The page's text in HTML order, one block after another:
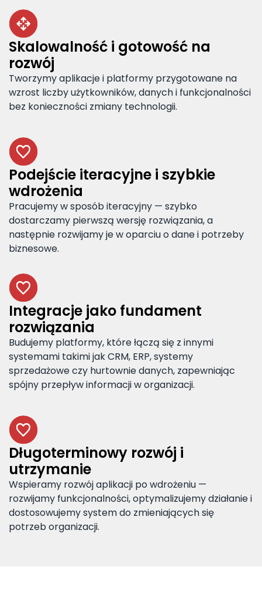
Skalowalność i gotowość na
rozwój
Tworzymy aplikacje i platformy przygotowane na
wzrost liczby użytkowników, danych i funkcjonalności
bez konieczności zmiany technologii.
Podejście iteracyjne i szybkie
wdrożenia
Pracujemy w sposób iteracyjny — szybko
dostarczamy pierwszą wersję rozwiązania, a
następnie rozwijamy je w oparciu o dane i potrzeby
biznesowe.
Integracje jako fundament
rozwiązania
Budujemy platformy, które łączą się z innymi
systemami takimi jak CRM, ERP, systemy
sprzedażowe czy hurtownie danych, zapewniając
spójny przepływ informacji w organizacji.
Długoterminowy rozwój i
utrzymanie
Wspieramy rozwój aplikacji po wdrożeniu —
rozwijamy funkcjonalności, optymalizujemy działanie i
dostosowujemy system do zmieniających się
potrzeb organizacji.